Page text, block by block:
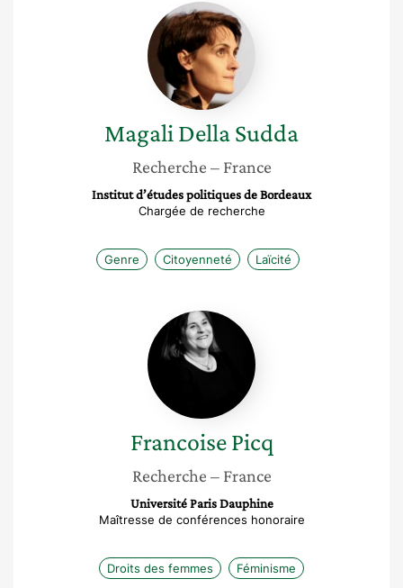
Magali
Della
Sudda
Magali Della Sudda
Recherche – France
Institut d’études politiques de Bordeaux
Chargée de recherche
Genre Citoyenneté Laïcité
Francoise
Picq
Francoise Picq
Recherche – France
Université Paris Dauphine
Maîtresse de conférences honoraire
Droits des femmes Féminisme